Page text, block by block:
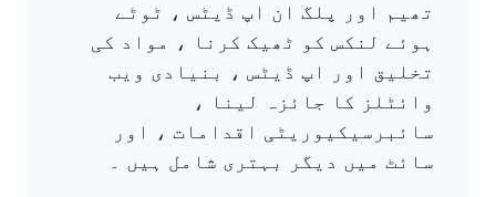
تھیم اور پلگ ان اپ ڈیٹس ، ٹوٹے
ہوئے لنکس کو ٹھیک کرنا ، مواد کی
تخلیق اور اپ ڈیٹس ، بنیادی ویب
وائٹلز کا جائزہ لینا ،
سائبرسیکیوریٹی اقدامات ، اور
سائٹ میں دیگر بہتری شامل ہیں ۔